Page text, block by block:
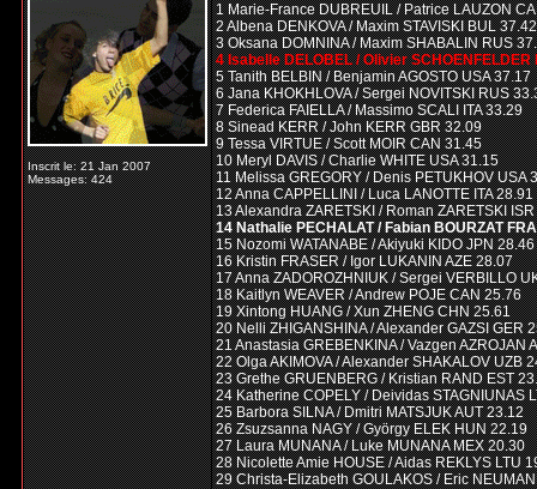
Inscrit le: 21 Jan 2007
Messages: 424
1 Marie-France DUBREUIL / Patrice LAUZON
2 Albena DENKOVA / Maxim STAVISKI BUL 37.42
3 Oksana DOMNINA / Maxim SHABALIN RUS
4 Isabelle DELOBEL / Olivier SCHOENFELDER
5 Tanith BELBIN / Benjamin AGOSTO USA 37.17
6 Jana KHOKHLOVA / Sergei NOVITSKI RUS
7 Federica FAIELLA / Massimo SCALI ITA 33.29
8 Sinead KERR / John KERR GBR 32.09
9 Tessa VIRTUE / Scott MOIR CAN 31.45
10 Meryl DAVIS / Charlie WHITE USA 31.15
11 Melissa GREGORY / Denis PETUKHOV USA
12 Anna CAPPELLINI / Luca LANOTTE ITA 28.91
13 Alexandra ZARETSKI / Roman ZARETSKI
14 Nathalie PECHALAT / Fabian BOURZAT
15 Nozomi WATANABE / Akiyuki KIDO JPN 28.46
16 Kristin FRASER / Igor LUKANIN AZE 28.07
17 Anna ZADOROZHNIUK / Sergei VERBILLO
18 Kaitlyn WEAVER / Andrew POJE CAN 25.76
19 Xintong HUANG / Xun ZHENG CHN 25.61
20 Nelli ZHIGANSHINA / Alexander GAZSI GER
21 Anastasia GREBENKINA / Vazgen AZROJAN
22 Olga AKIMOVA / Alexander SHAKALOV UZB
23 Grethe GRUENBERG / Kristian RAND EST
24 Katherine COPELY / Deividas STAGNIUNAS
25 Barbora SILNA / Dmitri MATSJUK AUT 23.12
26 Zsuzsanna NAGY / György ELEK HUN 22.19
27 Laura MUNANA / Luke MUNANA MEX 20.30
28 Nicolette Amie HOUSE / Aidas REKLYS LTU
29 Christa-Elizabeth GOULAKOS / Eric